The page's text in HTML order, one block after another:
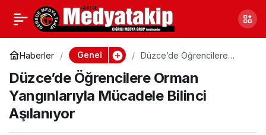
Haberler Genel
Düzce’de Öğrencilere
Mücadele Bilinci Aşılanıyor
Düzce’de Öğrencilere Orman
Yangınlarıyla Mücadele Bilinci
Aşılanıyor
Minik Doğa Kaşifleri
Düzce Üniversitesi’nde
Bitkileri İnceledi
Paylaş